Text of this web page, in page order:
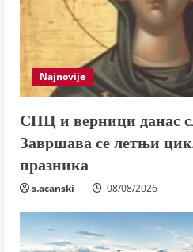
Najnovije
СПЦ и верници данас
Завршава се летњи
празника
s.acanski 08/08/2026